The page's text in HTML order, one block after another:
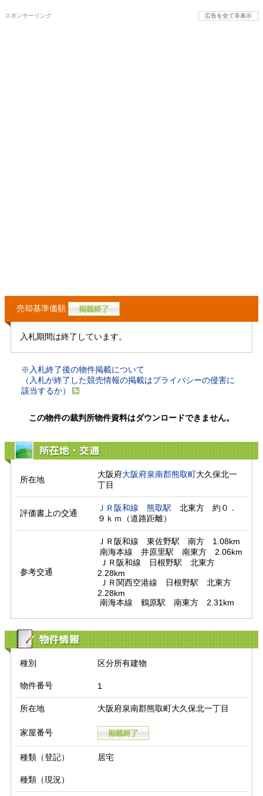
スポンサーリンク 広告を全て非表示
売却基準価額
入札期間は終了しています。
※入札終了後の物件掲載について
（入札が終了した競売情報の掲載はプライバシーの侵害に
該当するか）
この物件の裁判所物件資料はダウンロードできません。
所在地・交通
所在地
大阪府大阪府泉南郡熊取町大久保北一
丁目
評価書上の交通
ＪＲ阪和線 熊取駅 北東方　約０．
９ｋｍ（道路距離）
参考交通
ＪＲ阪和線　東佐野駅　南方　1.08km
2.28km
2.28km
南海本線　鶴原駅　南東方　2.31km
物件情報
種別 区分所有建物
物件番号 1
所在地 大阪府泉南郡熊取町大久保北一丁目
家屋番号
種類（登記） 居宅
種類（現況）